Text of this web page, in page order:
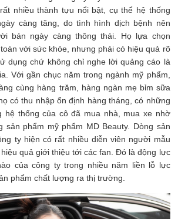
nhiều thành tựu nổi bật, cụ thể hệ thống
càng tăng, do tình hình dịch bệnh nên
bán ngày càng thông thái. Họ lựa chọn
với sức khỏe, nhưng phải có hiệu quả rõ
dụng chứ không chỉ nghe lời quảng cáo là
Với gần chục năm trong ngành mỹ phẩm,
cùng hàng trăm, hàng ngàn mẹ bỉm sữa
có thu nhập ổn định hàng tháng, có những
hệ thống của cô đã mua nhà, mua xe nhờ
sản phẩm mỹ phẩm MD Beauty. Dòng sản
ty hiện có rất nhiều diễn viên người mẫu
quả giới thiệu tới các fan. Đó là động lực
của công ty trong nhiều năm liền lỗ lực
phẩm chất lượng ra thị trường.